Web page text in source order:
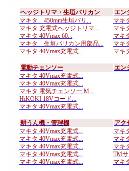
ヘッジトリマ・生垣バリカン
マキタ 450mm生垣バリ...
マキタ 充電式ヘッジトリマ...
マキタ 40Vmax 60...
マキタ 生垣バリカン用部品...
マキタ 40Vmax充電式...
エン
マキ
マキ
マキ
マキ
マキ
電動チェンソー
マキタ 40Vmax充電式...
マキタ 40Vmax充電式...
マキタ 電気チェンソー M...
HiKOKI 18Vコード...
マキタ 40Vmax充電式...
エン
耕うん機・管理機
マキタ 40Vmax充電式...
マキタ 40Vmax充電式...
マキタ 40Vmax充電式...
マキタ 40Vmax充電式...
マキタ 40Vmax充電式...
アク
マキ
マキ
マキ
TM
マキ